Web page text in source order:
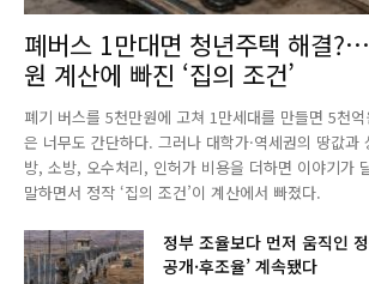
폐버스 1만대면 청년주택 해결
원 계산에 빠진 ‘집의 조건’
폐기 버스를 5천만원에 고쳐 1만세대를 만들면 5천
은 너무도 간단하다. 그러나 대학가·역세권의 땅값과
방, 소방, 오수처리, 인허가 비용을 더하면 이야기가
말하면서 정작 ‘집의 조건’이 계산에서 빠졌다.
정부 조율보다 먼저 움직인
공개·후조율’ 계속됐다